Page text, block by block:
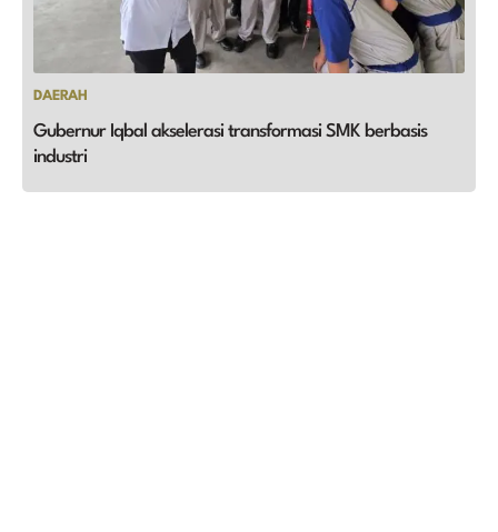
DAERAH
Gubernur Iqbal akselerasi transformasi SMK berbasis
industri